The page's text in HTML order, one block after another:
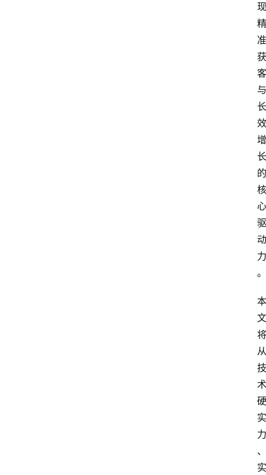
现
精
准
获
客
与
长
效
增
长
的
核
心
驱
动
力
。
本
文
将
从
技
术
硬
实
力
、
实